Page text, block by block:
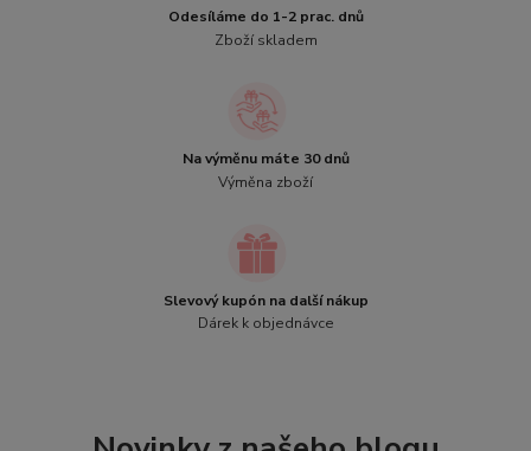
Odesíláme do 1-2 prac. dnů
Zboží skladem
Na výměnu máte 30 dnů
Výměna zboží
Slevový kupón na další nákup
Dárek k objednávce